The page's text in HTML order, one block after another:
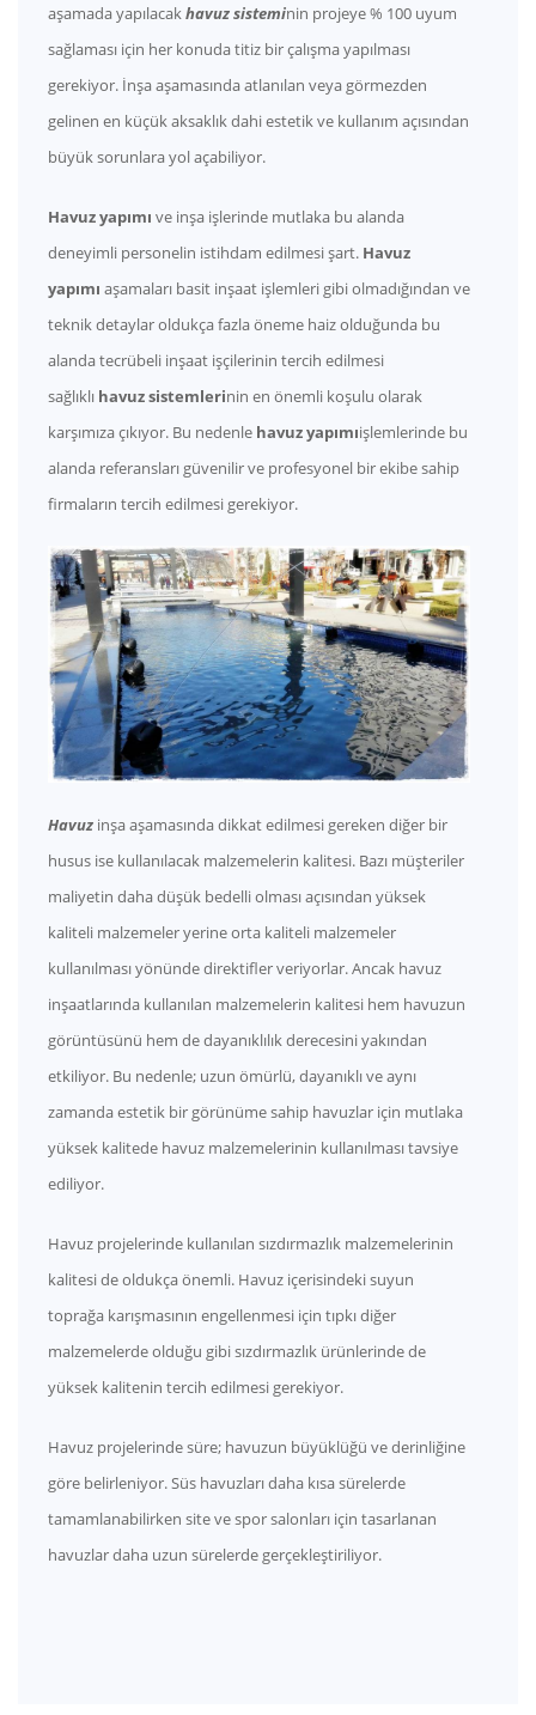
aşamada yapılacakhavuz sisteminin projeye % 100 uyum
sağlaması için her konuda titiz bir çalışma yapılması
gerekiyor. İnşa aşamasında atlanılan veya görmezden
gelinen en küçük aksaklık dahi estetik ve kullanım açısından
büyük sorunlara yol açabiliyor.
Havuz yapımı ve inşa işlerinde mutlaka bu alanda
deneyimli personelin istihdam edilmesi şart. Havuz
yapımı aşamaları basit inşaat işlemleri gibi olmadığından ve
teknik detaylar oldukça fazla öneme haiz olduğunda bu
alanda tecrübeli inşaat işçilerinin tercih edilmesi
sağlıklı havuz sistemlerinin en önemli koşulu olarak
karşımıza çıkıyor. Bu nedenle havuz yapımıişlemlerinde bu
alanda referansları güvenilir ve profesyonel bir ekibe sahip
firmaların tercih edilmesi gerekiyor.
Havuz inşa aşamasında dikkat edilmesi gereken diğer bir
husus ise kullanılacak malzemelerin kalitesi. Bazı müşteriler
maliyetin daha düşük bedelli olması açısından yüksek
kaliteli malzemeler yerine orta kaliteli malzemeler
kullanılması yönünde direktifler veriyorlar. Ancak havuz
inşaatlarında kullanılan malzemelerin kalitesi hem havuzun
görüntüsünü hem de dayanıklılık derecesini yakından
etkiliyor. Bu nedenle; uzun ömürlü, dayanıklı ve aynı
zamanda estetik bir görünüme sahip havuzlar için mutlaka
yüksek kalitede havuz malzemelerinin kullanılması tavsiye
ediliyor.
Havuz projelerinde kullanılan sızdırmazlık malzemelerinin
kalitesi de oldukça önemli. Havuz içerisindeki suyun
toprağa karışmasının engellenmesi için tıpkı diğer
malzemelerde olduğu gibi sızdırmazlık ürünlerinde de
yüksek kalitenin tercih edilmesi gerekiyor.
Havuz projelerinde süre; havuzun büyüklüğü ve derinliğine
göre belirleniyor. Süs havuzları daha kısa sürelerde
tamamlanabilirken site ve spor salonları için tasarlanan
havuzlar daha uzun sürelerde gerçekleştiriliyor.